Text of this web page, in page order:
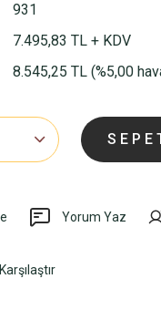
931
7.495,83 TL + KDV
8.545,25 TL (%5,00
Yorum Yaz
Karşılaştır